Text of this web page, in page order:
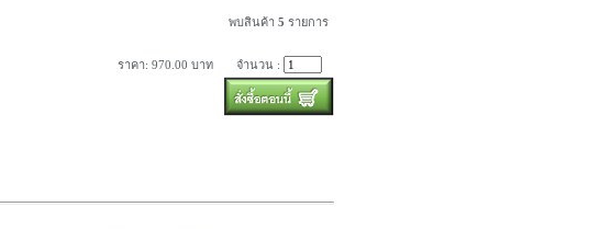
พบสินค้า 5 รายการ
ราคา: 970.00 บาท จำนวน :